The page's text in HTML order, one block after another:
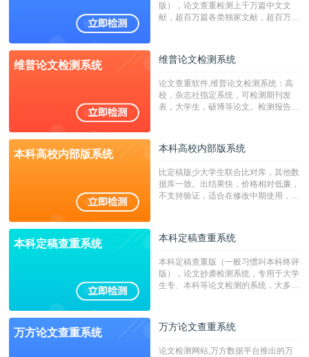
版），论文查重检测上千万篇中文文
献，超百万篇各类独家文献，超百万港
校用来检测硕博论文的系统，检测范围
广，数据来源真实，检测算法合理!本
字符数30万）
维普论文检测系统 维普论文检测系统
论文查重软件,维普论文检测系统：高
校，杂志社指定系统，可检测期刊发
表，大学生，硕博等论文。检测报告支
本科高校内部版系统 本科高校内部版系统
比定稿版少大学生联合比对库，其他数
据库一致。出结果快，价格相对低廉，
不支持验证，适合在修改中期使用，定
本科定稿查重系统 本科定稿查重系统
本科定稿查重版（一般习惯叫本科终评
版），论文抄袭检测系统，专用于大学
生专、本科等论文检测的系统，大多数
万方论文查重系统 万方论文查重系统
论文检测网站,万方数据平台推出的万